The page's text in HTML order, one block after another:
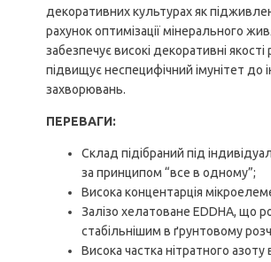
декоративних культурах як
рахунок оптимізації мінерального
забезпечує високі декоративні якості
підвищує неспецифічний імунітет до
захворювань.
ПЕРЕВАГИ:
Склад підібраний під
за принципом “все в одному”;
Висока концентарція
Залізо хелатоване EDDHA, що
стабільнішим в ґрунтовому
Висока частка нітратного азоту